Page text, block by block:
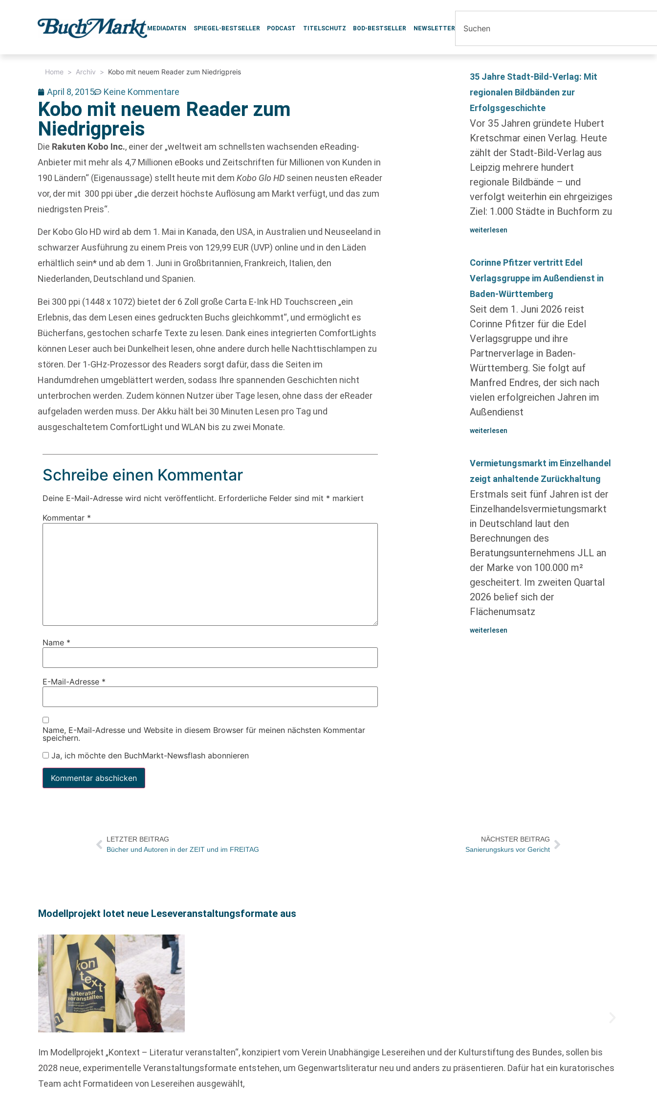
MEDIADATEN SPIEGEL-BESTSELLER PODCAST TITELSCHUTZ BOD-BESTSELLER NEWSLETTER
Home > Archiv > Kobo mit neuem Reader zum Niedrigpreis
April 8, 2015 Keine Kommentare
Kobo mit neuem Reader zum
Niedrigpreis
Die Rakuten Kobo Inc., einer der „weltweit am schnellsten wachsenden eReading-
Anbieter mit mehr als 4,7 Millionen eBooks und Zeitschriften für Millionen von Kunden in
190 Ländern“ (Eigenaussage) stellt heute mit demKobo Glo HD seinen neusten eReader
vor, der mit 300 ppi über „die derzeit höchste Auflösung am Markt verfügt, und das zum
niedrigsten Preis“.
Der Kobo Glo HD wird ab dem 1. Mai in Kanada, den USA, in Australien und Neuseeland in
schwarzer Ausführung zu einem Preis von 129,99 EUR (UVP) online und in den Läden
erhältlich sein* und ab dem 1. Juni in Großbritannien, Frankreich, Italien, den
Niederlanden, Deutschland und Spanien.
Bei 300 ppi (1448 x 1072) bietet der 6 Zoll große Carta E-Ink HD Touchscreen „ein
Erlebnis, das dem Lesen eines gedruckten Buchs gleichkommt“, und ermöglicht es
Bücherfans, gestochen scharfe Texte zu lesen. Dank eines integrierten ComfortLights
können Leser auch bei Dunkelheit lesen, ohne andere durch helle Nachttischlampen zu
stören. Der 1-GHz-Prozessor des Readers sorgt dafür, dass die Seiten im
Handumdrehen umgeblättert werden, sodass Ihre spannenden Geschichten nicht
unterbrochen werden. Zudem können Nutzer über Tage lesen, ohne dass der eReader
aufgeladen werden muss. Der Akku hält bei 30 Minuten Lesen pro Tag und
ausgeschaltetem ComfortLight und WLAN bis zu zwei Monate.
Schreibe einen Kommentar
Deine E-Mail-Adresse wird nicht veröffentlicht. Erforderliche Felder sind mit * markiert
Kommentar *
Name *
E-Mail-Adresse *
Name, E-Mail-Adresse und Website in diesem Browser für meinen nächsten Kommentar
speichern.
Ja, ich möchte den BuchMarkt-Newsflash abonnieren
35 Jahre Stadt-Bild-Verlag: Mit
regionalen Bildbänden zur
Erfolgsgeschichte
Vor 35 Jahren gründete Hubert
Kretschmar einen Verlag. Heute
zählt der Stadt-Bild-Verlag aus
Leipzig mehrere hundert
regionale Bildbände – und
verfolgt weiterhin ein ehrgeiziges
Ziel: 1.000 Städte in Buchform zu
weiterlesen
Corinne Pfitzer vertritt Edel
Verlagsgruppe im Außendienst in
Baden-Württemberg
Seit dem 1. Juni 2026 reist
Corinne Pfitzer für die Edel
Verlagsgruppe und ihre
Partnerverlage in Baden-
Württemberg. Sie folgt auf
Manfred Endres, der sich nach
vielen erfolgreichen Jahren im
Außendienst
weiterlesen
Vermietungsmarkt im Einzelhandel
zeigt anhaltende Zurückhaltung
Erstmals seit fünf Jahren ist der
Einzelhandelsvermietungsmarkt
in Deutschland laut den
Berechnungen des
Beratungsunternehmens JLL an
der Marke von 100.000 m²
gescheitert. Im zweiten Quartal
2026 belief sich der
Flächenumsatz
weiterlesen
LETZTER BEITRAG
Bücher und Autoren in der ZEIT und im FREITAG
NÄCHSTER BEITRAG
Sanierungskurs vor Gericht
Modellprojekt lotet neue Leseveranstaltungsformate aus
Im Modellprojekt „Kontext – Literatur veranstalten“, konzipiert vom Verein Unabhängige Lesereihen und der Kulturstiftung des Bundes, sollen bis
2028 neue, experimentelle Veranstaltungsformate entstehen, um Gegenwartsliteratur neu und anders zu präsentieren. Dafür hat ein kuratorisches
Team acht Formatideen von Lesereihen ausgewählt,